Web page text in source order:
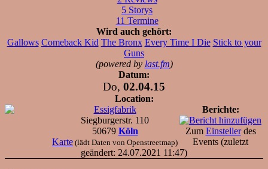
5 Storys
11 Termine
Wird auch gehört:
Gallows Comeback Kid The Bronx Every Time I Die Stick to your
Guns
(powered by last.fm)
Datum:
Do, 02.04.15
Location:
Essigfabrik
Siegburgerstr. 110
50679 Köln
Karte (lädt Daten von Openstreetmap)
Berichte:
Zum Einstellerdes
Events (zuletzt
geändert: 24.07.2021 11:47)